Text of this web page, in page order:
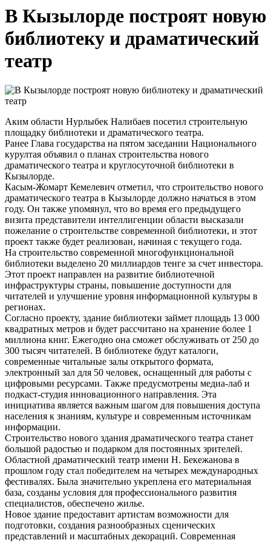
В Кызылорде построят новую
библиотеку и драматический
театр
Аким области Нурлыбек Налибаев посетил строительную
площадку библиотеки и драматического театра.
Ранее Глава государства на пятом заседании Национального
курултая объявил о планах строительства нового
драматического театра и круглосуточной библиотеки в
Кызылорде.
Касым-Жомарт Кемелевич отметил, что строительство нового
драматического театра в Кызылорде должно начаться в этом
году. Он также упомянул, что во время его предыдущего
визита представители интеллигенции области высказали
пожелание о строительстве современной библиотеки, и этот
проект также будет реализован, начиная с текущего года.
На строительство современной многофункциональной
библиотеки выделено 20 миллиардов тенге за счет инвестора.
Этот проект направлен на развитие библиотечной
инфраструктуры страны, повышение доступности для
читателей и улучшение уровня информационной культуры в
регионах.
Согласно проекту, здание библиотеки займет площадь 13 000
квадратных метров и будет рассчитано на хранение более 1
миллиона книг. Ежегодно она сможет обслуживать от 250 до
300 тысяч читателей. В библиотеке будут каталоги,
современные читальные залы открытого формата,
электронный зал для 50 человек, оснащенный для работы с
цифровыми ресурсами. Также предусмотрены медиа-лаб и
подкаст-студия инновационного направления. Эта
инициатива является важным шагом для повышения доступа
населения к знаниям, культуре и современным источникам
информации.
Строительство нового здания драматического театра станет
большой радостью и подарком для постоянных зрителей.
Областной драматический театр имени Н. Бекежанова в
прошлом году стал победителем на четырех международных
фестивалях. Была значительно укреплена его материальная
база, созданы условия для профессионального развития
специалистов, обеспечено жилье.
Новое здание предоставит артистам возможности для
подготовки, создания разнообразных сценических
представлений и масштабных декораций. Современная